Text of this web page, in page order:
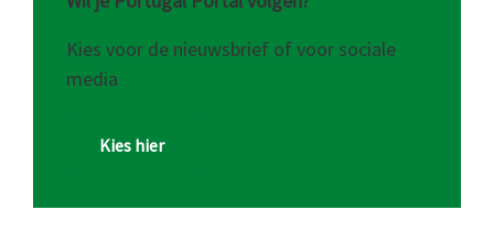
Kies voor de nieuwsbrief of voor sociale
media
Kies hier